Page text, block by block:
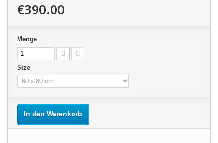
€390.00
Menge
Size
In den Warenkorb